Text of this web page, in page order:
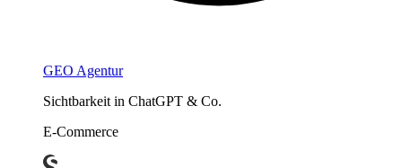
GEO Agentur
Sichtbarkeit in ChatGPT & Co.
E-Commerce